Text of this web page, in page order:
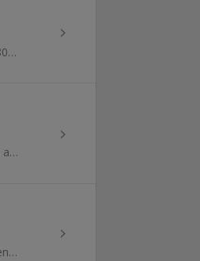
Leader européen de l'animalerie en ligne, zooplus propose un catalogue de 8000 produits en stock à prix très compétitifs toute l'année, pour tous...
Groupon est le site idéal pour trouver des offres exceptionnelles et des deals autour de chez vous.
eufy est synonyme de nouvelle génération d'appareils avancés qui embellissent votre maison intelligente.